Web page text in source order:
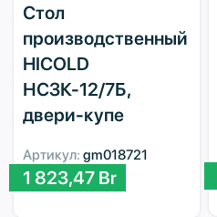
Стол
производственный
HICOLD
НСЗК-12/7Б,
двери-купе
Артикул: gm018721
1 823,47 Br